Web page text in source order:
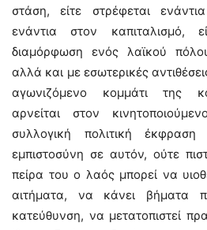
στάση, είτε στρέφεται
ενάντια στον καπιταλισμό,
διαμόρφωση ενός λαϊκού
αλλά και με εσωτερικές
αγωνιζόμενο κομμάτι της
αρνείται στον
συλλογική πολιτική
εμπιστοσύνη σε αυτόν, ούτε
πείρα του ο λαός μπορεί να
αιτήματα, να κάνει βήματα
κατεύθυνση, να μετατοπιστεί